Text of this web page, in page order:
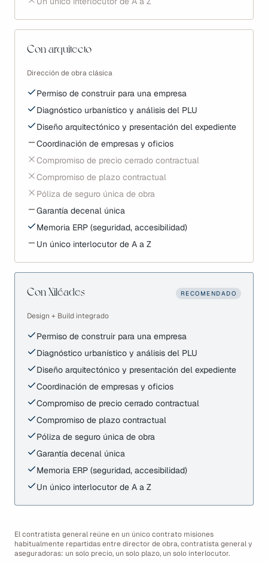
Con arquitecto
Dirección de obra clásica
Permiso de construir para una empresa
Diagnóstico urbanístico y análisis del PLU
Diseño arquitectónico y presentación del expediente
Coordinación de empresas y oficios
Compromiso de precio cerrado contractual
Compromiso de plazo contractual
Póliza de seguro única de obra
Garantía decenal única
Memoria ERP (seguridad, accesibilidad)
Un único interlocutor de A a Z
Con Xiléades RECOMENDADO
Design + Build integrado
Permiso de construir para una empresa
Diagnóstico urbanístico y análisis del PLU
Diseño arquitectónico y presentación del expediente
Coordinación de empresas y oficios
Compromiso de precio cerrado contractual
Compromiso de plazo contractual
Póliza de seguro única de obra
Garantía decenal única
Memoria ERP (seguridad, accesibilidad)
Un único interlocutor de A a Z
El contratista general reúne en un único contrato misiones
habitualmente repartidas entre director de obra, contratista general y
aseguradoras: un solo precio, un solo plazo, un solo interlocutor.